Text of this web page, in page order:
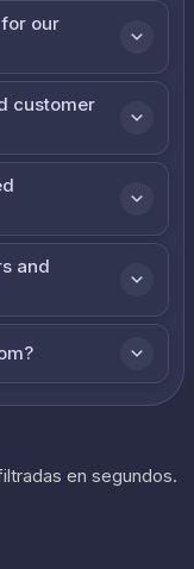
our
customer
and
en segundos.